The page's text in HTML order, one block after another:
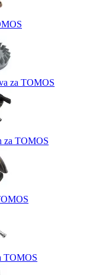
za TOMOS
za TOMOS
TOMOS